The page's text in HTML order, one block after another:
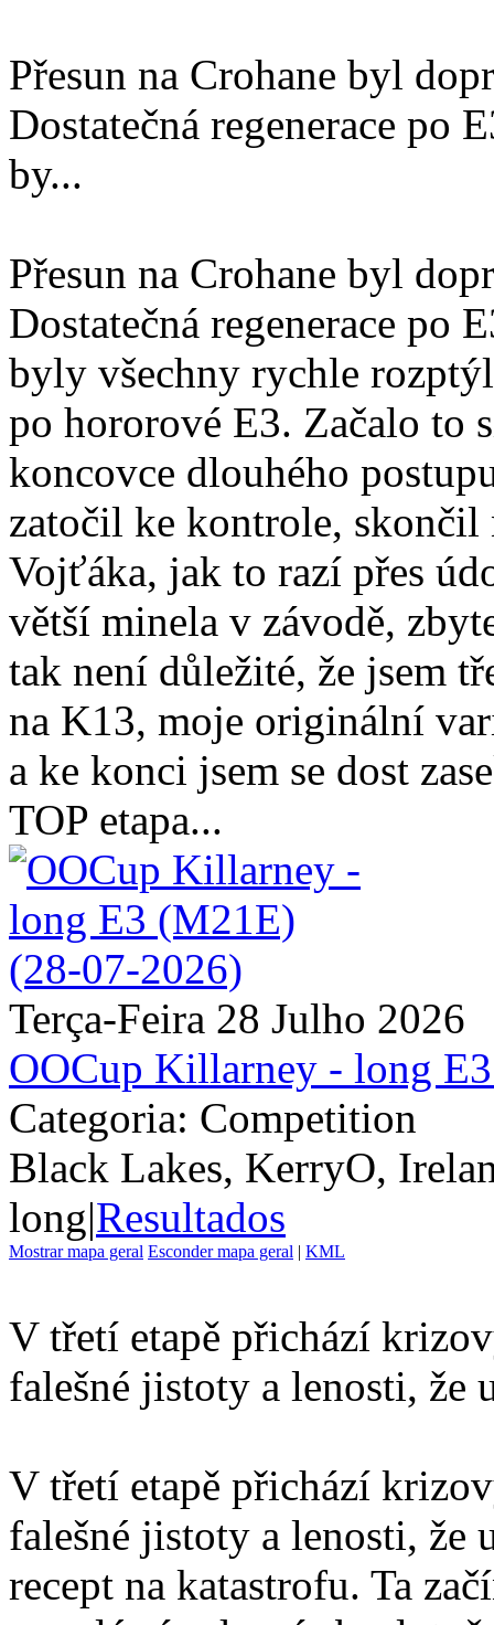
Přesun na Crohane byl
Dostatečná regenerace po
by...
Přesun na Crohane byl
Dostatečná regenerace po
byly všechny rychle
po hororové E3. Začalo to
koncovce dlouhého
zatočil ke kontrole, skončil
Vojťáka, jak to razí přes
větší minela v závodě,
tak není důležité, že jsem
na K13, moje originální
a ke konci jsem se dost
TOP etapa...
Terça-Feira 28 Julho 2026
OOCup Killarney - long
Categoria: Competition
Black Lakes, KerryO,
long|Resultados
Mostrar mapa geral Esconder mapa geral | KML
V třetí etapě přichází
falešné jistoty a lenosti, že
V třetí etapě přichází
falešné jistoty a lenosti, že
recept na katastrofu. Ta